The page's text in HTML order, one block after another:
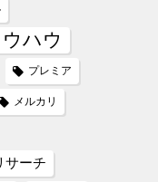
ハウ
プレミア
メルカリ
サーチ